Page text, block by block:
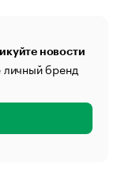
новости
личный бренд